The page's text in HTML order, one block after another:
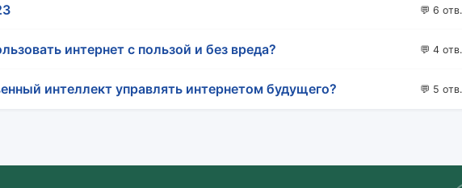
💬 6 отв.
интернет с пользой и без вреда? 💬 4 отв.
интеллект управлять интернетом будущего? 💬 5 отв.